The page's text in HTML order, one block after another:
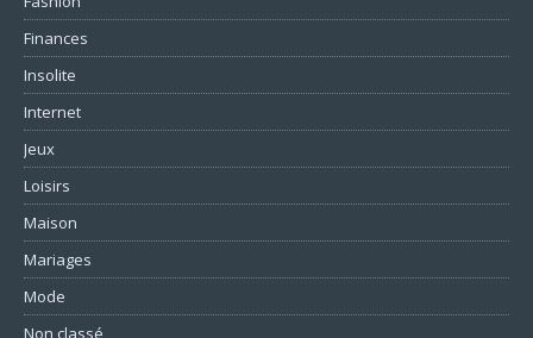
Finances
Insolite
Internet
Jeux
Loisirs
Maison
Mariages
Mode
Non classé